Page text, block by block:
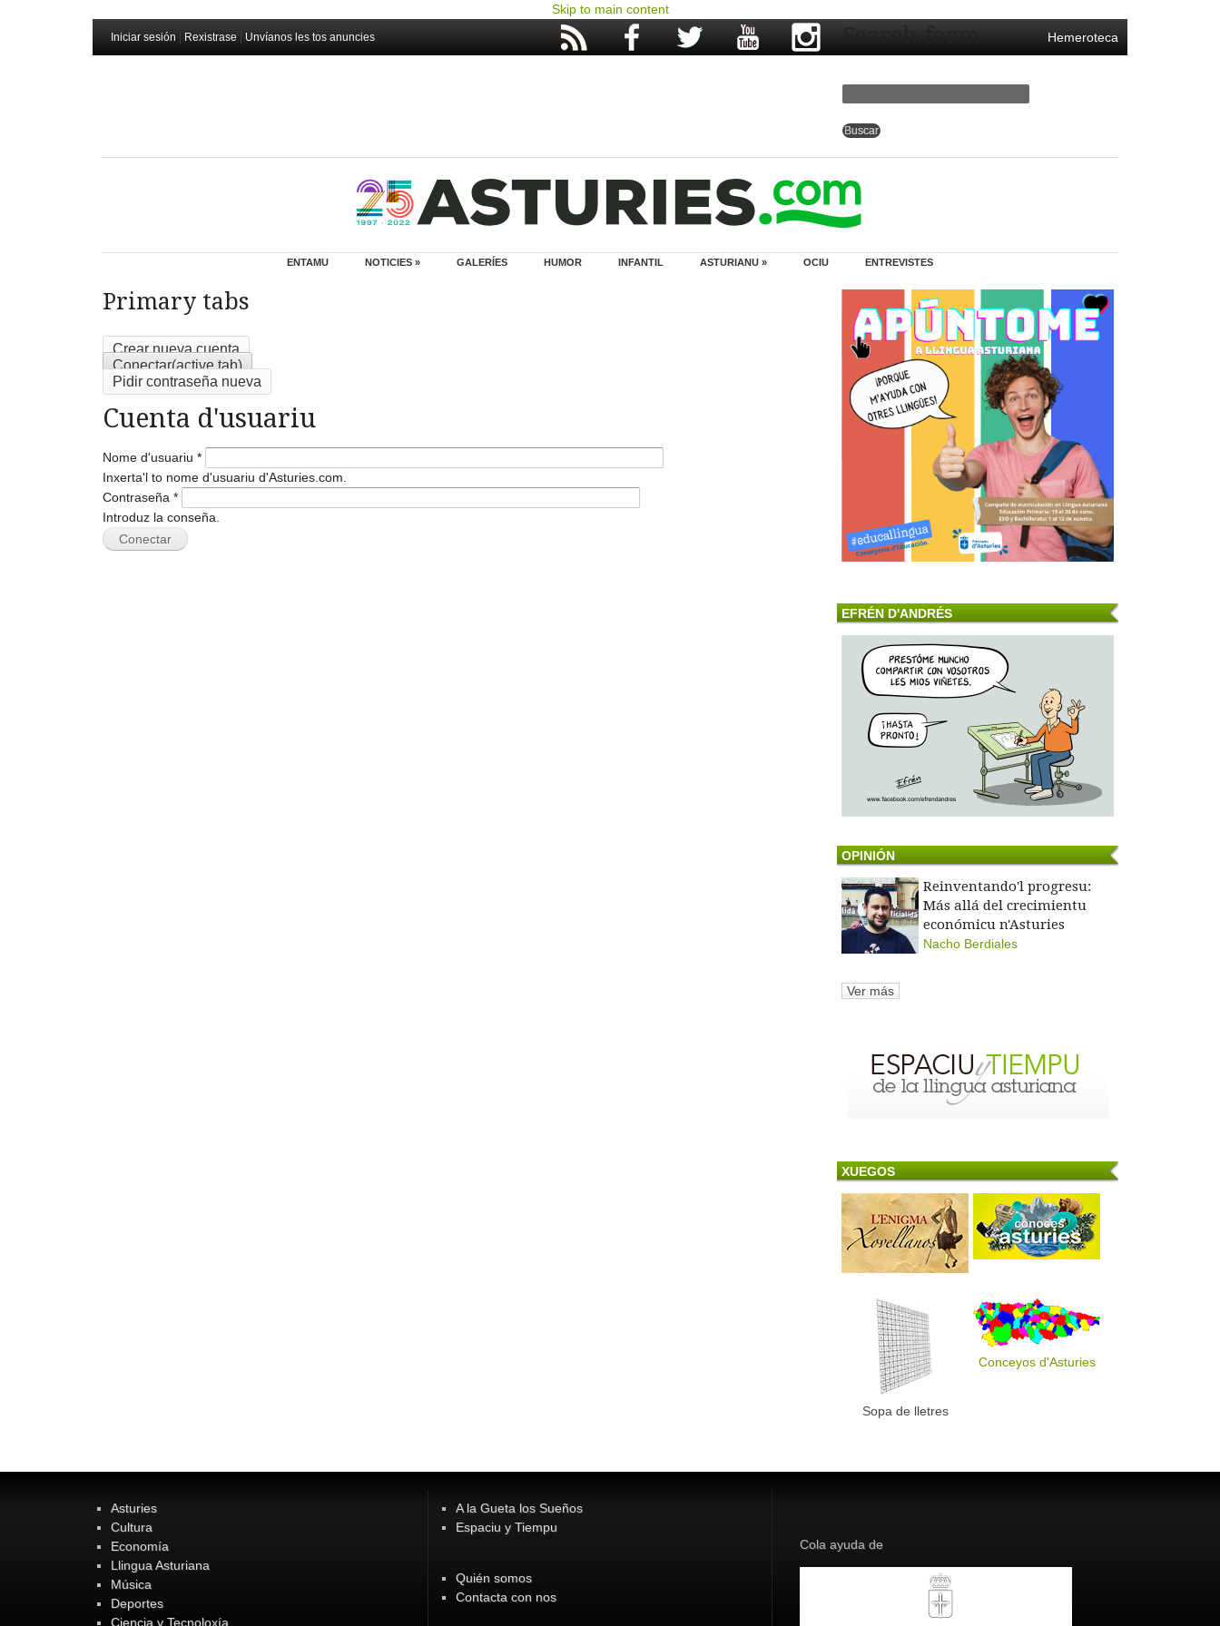
Skip to main content
Iniciar sesión Rexistrase Unvíanos les tos anuncies Hemeroteca
Search form
ENTAMU NOTICIES » GALERÍES HUMOR INFANTIL ASTURIANU » OCIU ENTREVISTES
Primary tabs
Crear nueva cuenta
Conectar(active tab)
Pidir contraseña nueva
Cuenta d'usuariu
Nome d'usuariu *
Inxerta'l to nome d'usuariu d'Asturies.com.
Contraseña *
Introduz la conseña.
EFRÉN D'ANDRÉS
OPINIÓN
Reinventando'l progresu:
Más allá del crecimientu
económicu n'Asturies
Nacho Berdiales
Ver más
XUEGOS
Sopa de lletres
Conceyos d'Asturies
Asturies
Cultura
Economía
Llingua Asturiana
Música
Deportes
Ciencia y Tecnoloxía
A la Gueta los Sueños
Espaciu y Tiempu
Quién somos
Contacta con nos
Cola ayuda de